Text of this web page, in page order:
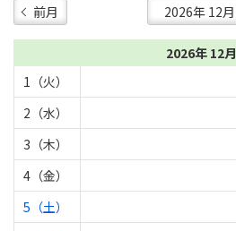
前月
2026年 12月
1（火）
2（水）
3（木）
4（金）
5（土）